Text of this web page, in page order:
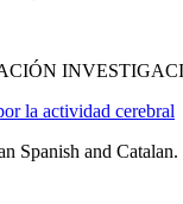
la actividad cerebral
Spanish and Catalan.